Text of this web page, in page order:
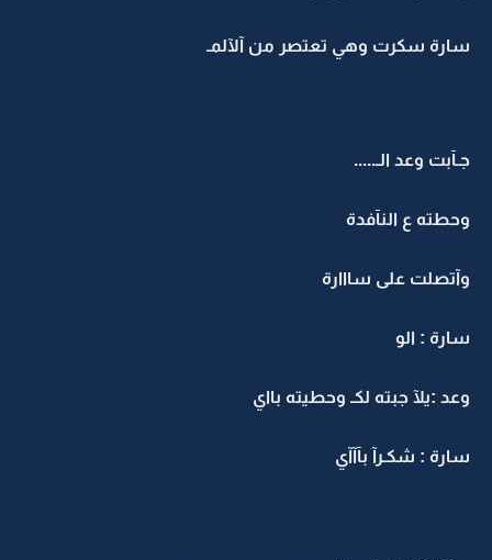
سارة سكرت وهي تعتصر من آلآلمـ
جـآبت وعد الـ.....
وحطته ع النآفدة
وآتصلت على سااارة
سارة : الو
وعد :يلآ جبته لكـ وحطيته بااي
سارة : شكـرآ بآآآي